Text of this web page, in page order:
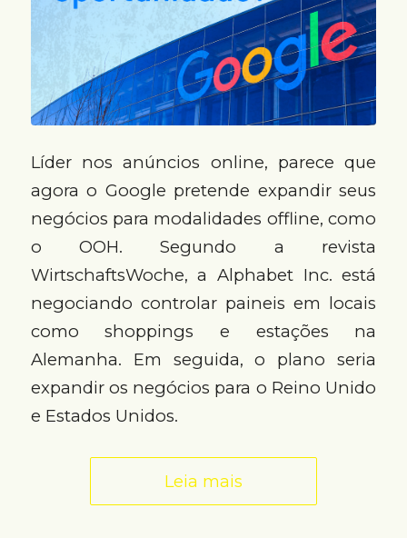
Líder nos anúncios online, parece que
agora o Google pretende expandir seus
negócios para modalidades offline, como
o OOH. Segundo a revista
WirtschaftsWoche, a Alphabet Inc. está
negociando controlar paineis em locais
como shoppings e estações na
Alemanha. Em seguida, o plano seria
expandir os negócios para o Reino Unido
e Estados Unidos.
Leia mais